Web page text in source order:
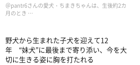
＠pantr6さんの愛犬・ちまきちゃんは、生後約2カ
月のとき …
野犬から生まれた子犬を迎えて12
年 “妹犬”に最後まで寄り添い、今を大
切に生きる姿に胸を打たれる